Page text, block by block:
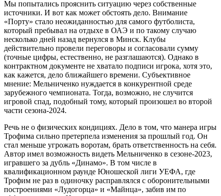
Мы попытались прояснить ситуацию через собственные
источники. И вот как может обстоять дело. Внимание
«Порту» стало неожиданностью для самого футболиста,
который пребывал на отдыхе в ОАЭ и по такому случаю
несколько дней назад вернулся в Минск. Клубы
действительно провели переговоры и согласовали сумму
(точные цифры, естественно, не разглашаются). Однако в
контрактном документе не хватало подписи игрока, хотя это,
как кажется, дело ближайшего времени. Субъективное
мнение: Мельниченко нуждается в конкурентной среде
зарубежного чемпионата. Тогда, возможно, не случится
игровой спад, подобный тому, который произошел во второй
части сезона-2024.
Речь не о физических кондициях. Дело в том, что манера игры
Трофима сильно претерпела изменения за прошлый год. Он
стал меньше угрожать воротам, брать ответственность на себя.
Автор имел возможность видеть Мельниченко в сезоне-2023,
игравшего за дубль «Динамо». В том числе в
квалификационном раунде Юношеской лиги УЕФА, где
Трофим не раз в одиночку расправлялся с оборонительными
построениями «Лудогорца» и «Майнца», забив им по